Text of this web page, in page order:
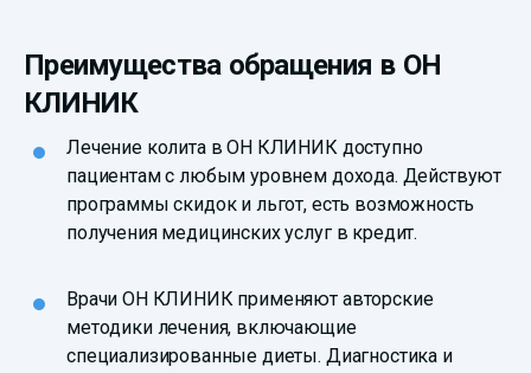
Преимущества обращения в ОН
КЛИНИК
Лечение колита в ОН КЛИНИК доступно
пациентам с любым уровнем дохода. Действуют
программы скидок и льгот, есть возможность
получения медицинских услуг в кредит.
Врачи ОН КЛИНИК применяют авторские
методики лечения, включающие
специализированные диеты. Диагностика и